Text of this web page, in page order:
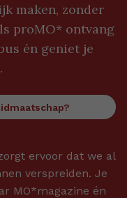
maken, zonder
proMO* ontvang
én geniet je
ervoor dat we al
verspreiden. Je
MO*magazine én